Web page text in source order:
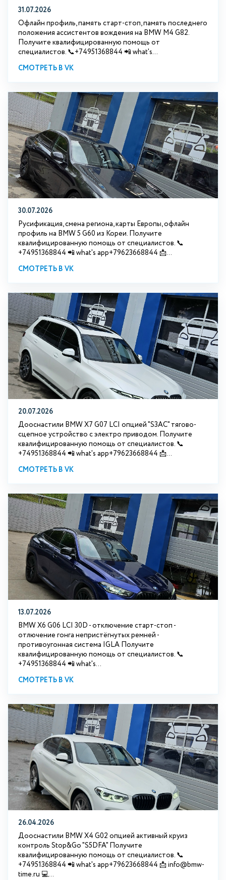
31.07.2026
Офлайн профиль, память старт-стоп, память последнего
положения ассистентов вождения на BMW М4 G82.
Получите квалифицированную помощь от
специалистов. 📞+74951368844 📲 what's...
СМОТРЕТЬ В VK
30.07.2026
Русификация, смена региона, карты Европы, офлайн
профиль на BMW 5 G60 из Кореи. Получите
квалифицированную помощь от специалистов. 📞
+74951368844 📲 what's app+79623668844 📩...
СМОТРЕТЬ В VK
20.07.2026
Дооснастили BMW Х7 G07 LCI опцией "S3АС" тягово-
сцепное устройство с электро приводом. Получите
квалифицированную помощь от специалистов. 📞
+74951368844 📲 what's app+79623668844 📩...
СМОТРЕТЬ В VK
13.07.2026
BMW X6 G06 LCI 30D - отключение старт-стоп -
отлючение гонга непристёгнутых ремней -
противоугонная система IGLA Получите
квалифицированную помощь от специалистов. 📞
+74951368844 📲 what's...
СМОТРЕТЬ В VK
26.04.2026
Дооснастили BMW X4 G02 опцией активный круиз
контроль Stop&Go "S5DFA" Получите
квалифицированную помощь от специалистов. 📞
+74951368844 📲 what's app+79623668844 📩 info@bmw-
time.ru 💻...